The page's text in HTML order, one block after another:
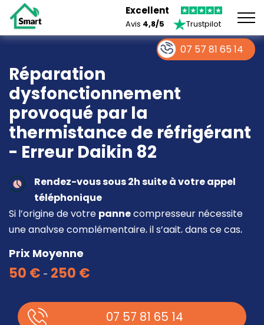
Excellent
Avis 4,8/5 Trustpilot
Réparation
dysfonctionnement
provoqué par la
thermistance de réfrigérant
- Erreur Daikin 82
Rendez-vous sous 2h suite à votre appel
téléphonique
Si l’origine de votre pannecompresseur nécessite
une analyse complémentaire, il s’agit, dans ce cas,
d’une intervention à part entière demandant un
devis sur place.
Prix Moyenne
50 € - 250 €
07 57 81 65 14
07 57 81 65 14